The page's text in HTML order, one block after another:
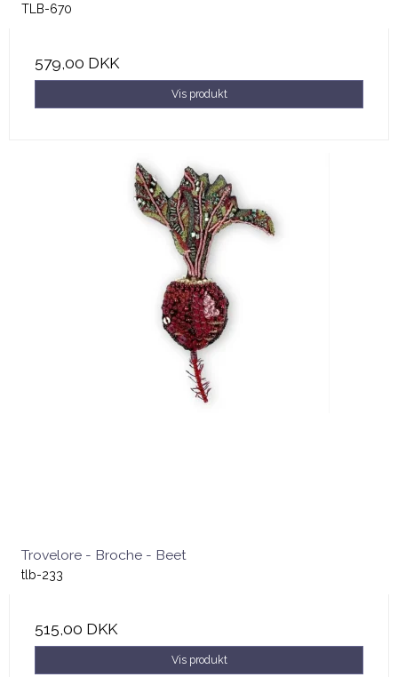
TLB-670
579,00 DKK
Vis produkt
Trovelore - Broche - Beet
tlb-233
515,00 DKK
Vis produkt